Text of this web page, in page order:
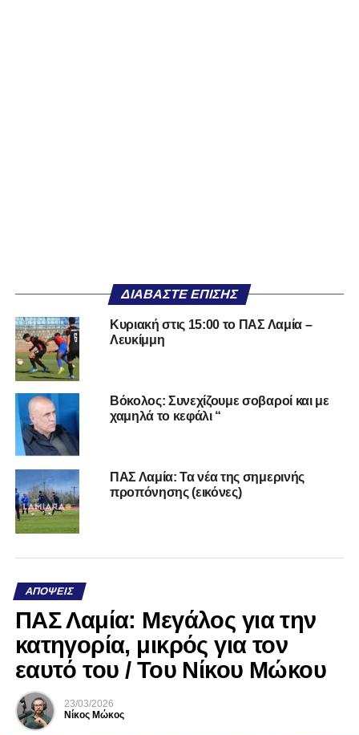
ΔΙΑΒΆΣΤΕ ΕΠΊΣΗΣ
Κυριακή στις 15:00 το ΠΑΣ Λαμία –
Λευκίμμη
Βόκολος: Συνεχίζουμε σοβαροί και με
χαμηλά το κεφάλι “
ΠΑΣ Λαμία: Τα νέα της σημερινής
προπόνησης (εικόνες)
ΑΠΌΨΕΙΣ
ΠΑΣ Λαμία: Μεγάλος για την
κατηγορία, μικρός για τον
εαυτό του / Του Νίκου Μώκου
23/03/2026
Νίκος Μώκος